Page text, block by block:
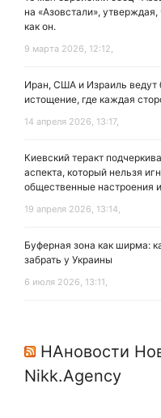
на «Азовстали»,
как он.
9 марта 2026, 12:12,
Иран, США и Израиль
истощение, где каждая
14 апреля 2026, 13:17,
Киевский теракт
аспекта, который нельзя
общественные настроения
19 апреля 2026, 13:14,
Буферная зона как ширма:
забрать у Украины
6 июля 2026, 13:11,
НАновости
Nikk.Agency